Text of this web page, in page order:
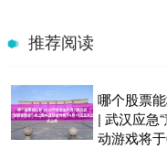
推荐阅读
哪个股票
| 武汉应急
动游戏将